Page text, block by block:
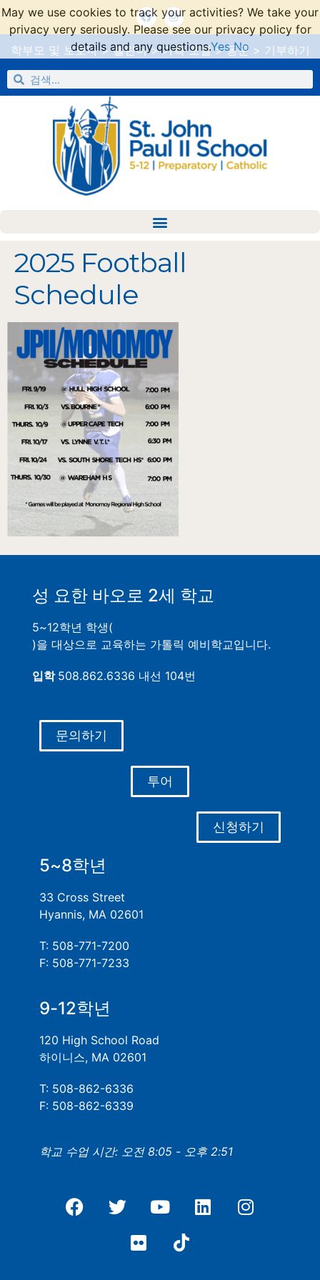
학부모 및 보호자>캘린더>가족 포털>동문 > 기부하기
2025 Football
Schedule
성 요한 바오로 2세 학교
5~12학년 학생(
)을 대상으로 교육하는 가톨릭 예비학교입니다.
입학 508.862.6336 내선 104번
문의하기
투어
신청하기
5~8학년
33 Cross Street
Hyannis, MA 02601
T: 508-771-7200
F: 508-771-7233
9-12학년
120 High School Road
하이니스, MA 02601
T: 508-862-6336
F: 508-862-6339
학교 수업 시간: 오전 8:05 - 오후 2:51
May we use cookies to track your activities? We take your
privacy very seriously. Please see our privacy policy for
details and any questions.Yes No